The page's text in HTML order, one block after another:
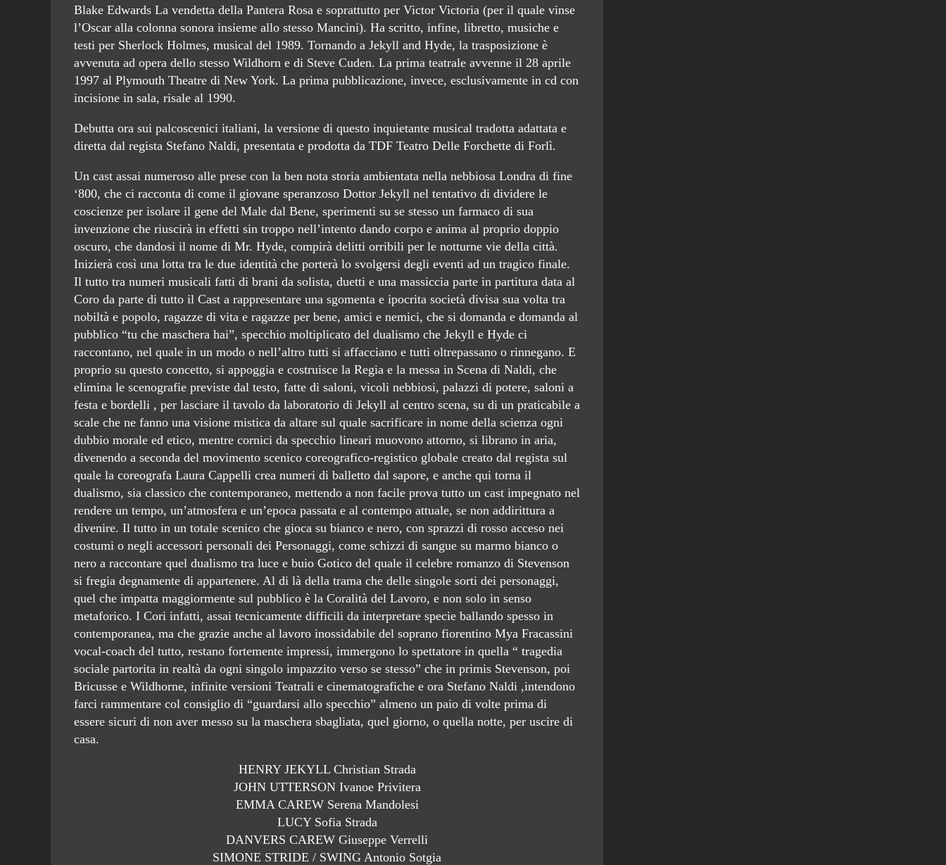
Blake Edwards La vendetta della Pantera Rosa e soprattutto per Victor Victoria (per il quale vinse
l’Oscar alla colonna sonora insieme allo stesso Mancini). Ha scritto, infine, libretto, musiche e
testi per Sherlock Holmes, musical del 1989. Tornando a Jekyll and Hyde, la trasposizione è
avvenuta ad opera dello stesso Wildhorn e di Steve Cuden. La prima teatrale avvenne il 28 aprile
1997 al Plymouth Theatre di New York. La prima pubblicazione, invece, esclusivamente in cd con
incisione in sala, risale al 1990.
Debutta ora sui palcoscenici italiani, la versione di questo inquietante musical tradotta adattata e
diretta dal regista Stefano Naldi, presentata e prodotta da TDF Teatro Delle Forchette di Forlì.
Un cast assai numeroso alle prese con la ben nota storia ambientata nella nebbiosa Londra di fine
‘800, che ci racconta di come il giovane speranzoso Dottor Jekyll nel tentativo di dividere le
coscienze per isolare il gene del Male dal Bene, sperimenti su se stesso un farmaco di sua
invenzione che riuscirà in effetti sin troppo nell’intento dando corpo e anima al proprio doppio
oscuro, che dandosi il nome di Mr. Hyde, compirà delitti orribili per le notturne vie della città.
Inizierà così una lotta tra le due identità che porterà lo svolgersi degli eventi ad un tragico finale.
Il tutto tra numeri musicali fatti di brani da solista, duetti e una massiccia parte in partitura data al
Coro da parte di tutto il Cast a rappresentare una sgomenta e ipocrita società divisa sua volta tra
nobiltà e popolo, ragazze di vita e ragazze per bene, amici e nemici, che si domanda e domanda al
pubblico “tu che maschera hai”, specchio moltiplicato del dualismo che Jekyll e Hyde ci
raccontano, nel quale in un modo o nell’altro tutti si affacciano e tutti oltrepassano o rinnegano. E
proprio su questo concetto, si appoggia e costruisce la Regia e la messa in Scena di Naldi, che
elimina le scenografie previste dal testo, fatte di saloni, vicoli nebbiosi, palazzi di potere, saloni a
festa e bordelli , per lasciare il tavolo da laboratorio di Jekyll al centro scena, su di un praticabile a
scale che ne fanno una visione mistica da altare sul quale sacrificare in nome della scienza ogni
dubbio morale ed etico, mentre cornici da specchio lineari muovono attorno, si librano in aria,
divenendo a seconda del movimento scenico coreografico-registico globale creato dal regista sul
quale la coreografa Laura Cappelli crea numeri di balletto dal sapore, e anche qui torna il
dualismo, sia classico che contemporaneo, mettendo a non facile prova tutto un cast impegnato nel
rendere un tempo, un’atmosfera e un’epoca passata e al contempo attuale, se non addirittura a
divenire. Il tutto in un totale scenico che gioca su bianco e nero, con sprazzi di rosso acceso nei
costumi o negli accessori personali dei Personaggi, come schizzi di sangue su marmo bianco o
nero a raccontare quel dualismo tra luce e buio Gotico del quale il celebre romanzo di Stevenson
si fregia degnamente di appartenere. Al di là della trama che delle singole sorti dei personaggi,
quel che impatta maggiormente sul pubblico è la Coralità del Lavoro, e non solo in senso
metaforico. I Cori infatti, assai tecnicamente difficili da interpretare specie ballando spesso in
contemporanea, ma che grazie anche al lavoro inossidabile del soprano fiorentino Mya Fracassini
vocal-coach del tutto, restano fortemente impressi, immergono lo spettatore in quella “ tragedia
sociale partorita in realtà da ogni singolo impazzito verso se stesso” che in primis Stevenson, poi
Bricusse e Wildhorne, infinite versioni Teatrali e cinematografiche e ora Stefano Naldi ,intendono
farci rammentare col consiglio di “guardarsi allo specchio” almeno un paio di volte prima di
essere sicuri di non aver messo su la maschera sbagliata, quel giorno, o quella notte, per uscire di
casa.
HENRY JEKYLL Christian Strada
JOHN UTTERSON Ivanoe Privitera
EMMA CAREW Serena Mandolesi
LUCY Sofia Strada
DANVERS CAREW Giuseppe Verrelli
SIMONE STRIDE / SWING Antonio Sotgia